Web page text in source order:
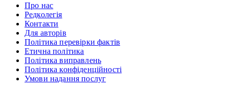
Про нас
Редколегія
Контакти
Для авторів
Політика перевірки фактів
Етична політика
Політика виправлень
Політика конфіденційності
Умови надання послуг